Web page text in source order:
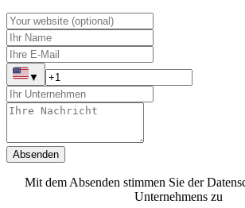
▼
Absenden
Mit dem Absenden stimmen Sie der
Unternehmens zu